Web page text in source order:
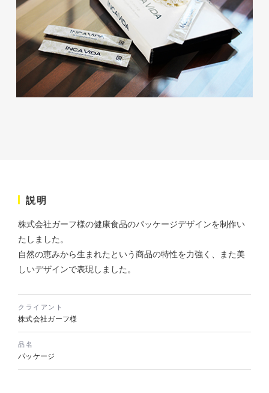
株式会社ベストブラス様 EC
ECサイト
説明
株式会社ガーフ様の健康食品のパッケージデザインを制作い
たしました。
自然の恵みから生まれたという商品の特性を力強く、また美
しいデザインで表現しました。
クライアント
株式会社ガーフ様
品名
パッケージ